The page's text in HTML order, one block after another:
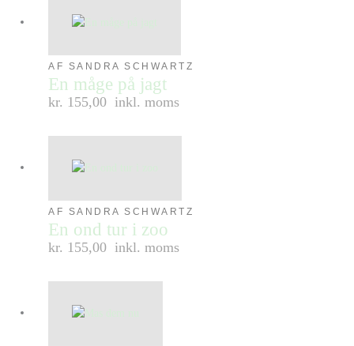
AF SANDRA SCHWARTZ
En måge på jagt
kr. 155,00 inkl. moms
AF SANDRA SCHWARTZ
En ond tur i zoo
kr. 155,00 inkl. moms